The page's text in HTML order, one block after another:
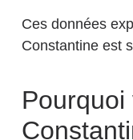
Ces données
Constantine est
Pourquoi